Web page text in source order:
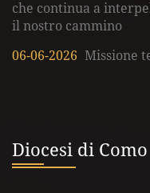
che continua a
il nostro cammino
06-06-2026 Missione
Diocesi di Como